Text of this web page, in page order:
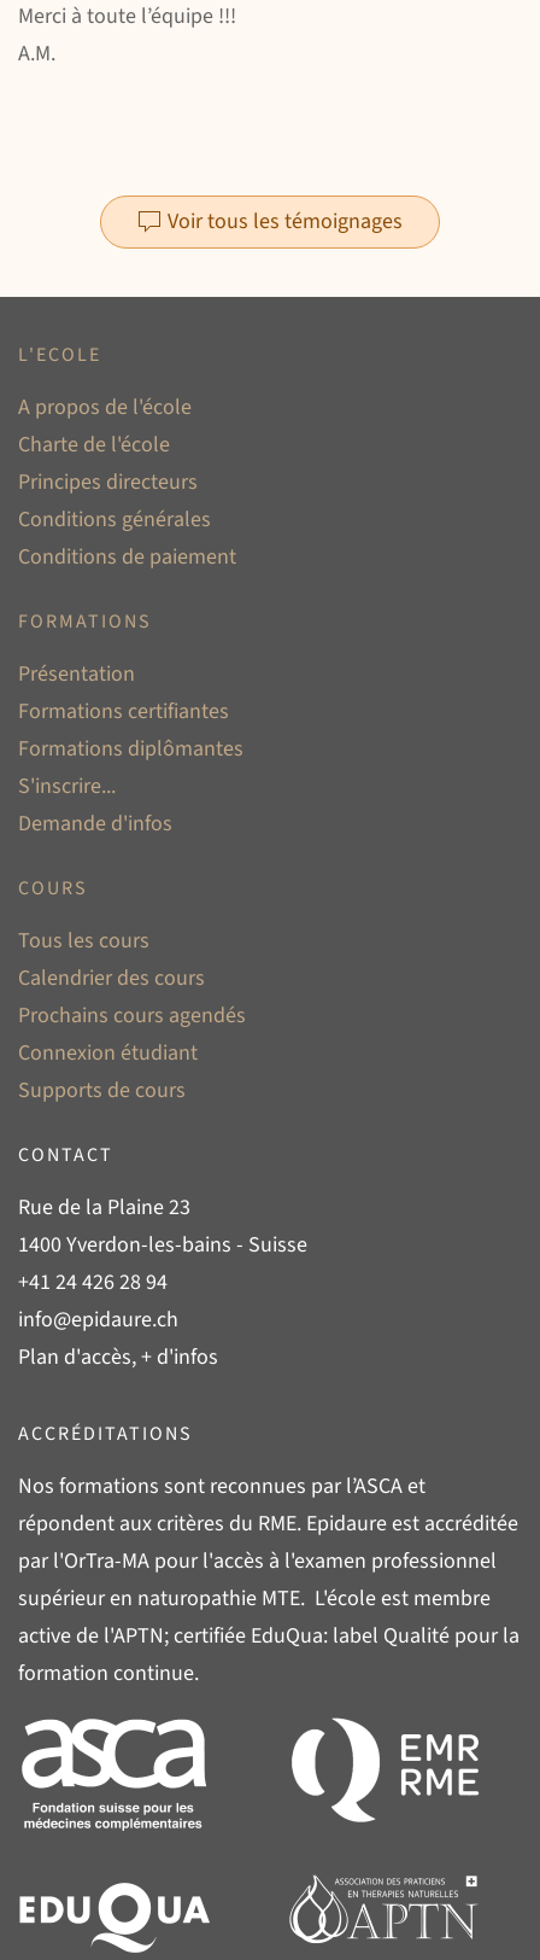
Merci à toute l’équipe !!!
A.M.
Voir tous les témoignages
L'ECOLE
A propos de l'école
Charte de l'école
Principes directeurs
Conditions générales
Conditions de paiement
FORMATIONS
Présentation
Formations certifiantes
Formations diplômantes
S'inscrire...
Demande d'infos
COURS
Tous les cours
Calendrier des cours
Prochains cours agendés
Connexion étudiant
Supports de cours
CONTACT
Rue de la Plaine 23
1400 Yverdon-les-bains - Suisse
+41 24 426 28 94
info@epidaure.ch
Plan d'accès, + d'infos
ACCRÉDITATIONS
Nos formations sont reconnues par l’ASCAet
répondent aux critères du RME. Epidaure est accréditée
par l'OrTra-MA pour l'accès à l'examen professionnel
supérieur en naturopathie MTE. L'école est membre
active de l'APTN; certifiée EduQua: label Qualité pour la
formation continue.